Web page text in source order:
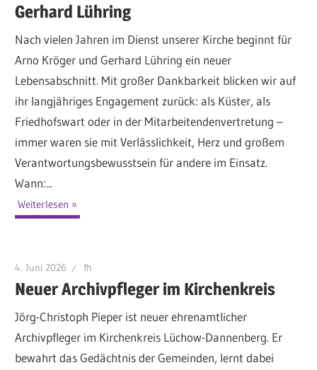
Gerhard Lühring
Nach vielen Jahren im Dienst unserer Kirche beginnt für
Arno Kröger und Gerhard Lühring ein neuer
Lebensabschnitt. Mit großer Dankbarkeit blicken wir auf
ihr langjähriges Engagement zurück: als Küster, als
Friedhofswart oder in der Mitarbeitendenvertretung –
immer waren sie mit Verlässlichkeit, Herz und großem
Verantwortungsbewusstsein für andere im Einsatz.
Wann:...
Weiterlesen
4. Juni 2026 fh
Neuer Archivpfleger im Kirchenkreis
Jörg-Christoph Pieper ist neuer ehrenamtlicher
Archivpfleger im Kirchenkreis Lüchow-Dannenberg. Er
bewahrt das Gedächtnis der Gemeinden, lernt dabei